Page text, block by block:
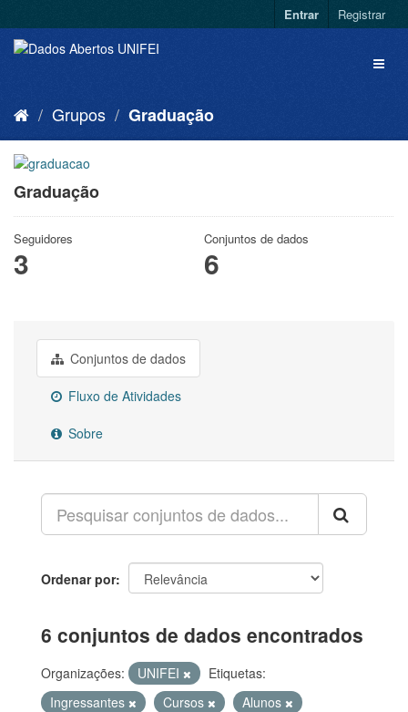
Entrar Registrar
Grupos Graduação
Graduação
Seguidores
3
Conjuntos de dados
6
Conjuntos de dados
Fluxo de Atividades
Sobre
Ordenar por
6 conjuntos de dados encontrados
Organizações: UNIFEI
Etiquetas:
Ingressantes
Cursos
Alunos